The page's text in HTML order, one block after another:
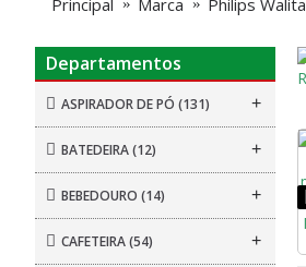
Departamentos
ASPIRADOR DE PÓ (131) +
BATEDEIRA(12) +
BEBEDOURO (14) +
CAFETEIRA(54) +